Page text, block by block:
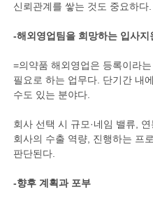
신뢰관계를 쌓는 것도 중요하다.
-해외영업팀을 희망하는 입사지
=의약품 해외영업은 등록이라
필요로 하는 업무다. 단기간 내
수도 있는 분야다.
회사 선택 시 규모·네임 밸류,
회사의 수출 역량, 진행하는 프
판단된다.
-향후 계획과 포부